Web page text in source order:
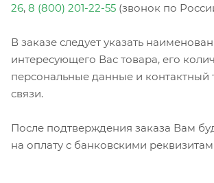
26, 8 (800) 201-22-55 (звонок по
В заказе следует указать
интересующего Вас товара, его
персональные данные и контактный
связи.
После подтверждения заказа Вам
на оплату с банковскими